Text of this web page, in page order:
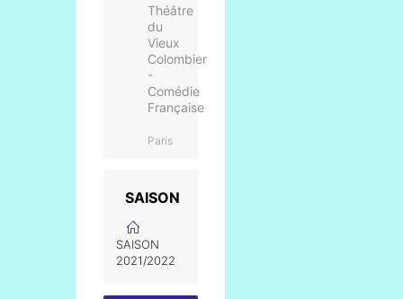
Théâtre
du
Vieux
Colombier
-
Comédie
Française
Paris
SAISON
SAISON
2021/2022